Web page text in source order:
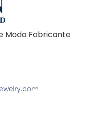
Moda Fabricante